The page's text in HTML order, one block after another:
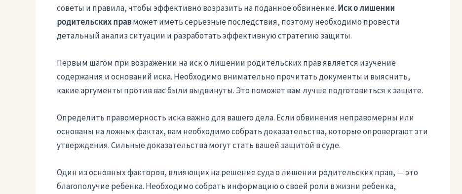
советы и правила, чтобы эффективно возразить на поданное обвинение. Иск о лишении
родительских правможет иметь серьезные последствия, поэтому необходимо провести
детальный анализ ситуации и разработать эффективную стратегию защиты.
Первым шагом при возражении на иск о лишении родительских прав является изучение
содержания и оснований иска. Необходимо внимательно прочитать документы и выяснить,
какие аргументы против вас были выдвинуты. Это поможет вам лучше подготовиться к защите.
Определить правомерность иска важно для вашего дела. Если обвинения неправомерны или
основаны на ложных фактах, вам необходимо собрать доказательства, которые опровергают эти
утверждения. Сильные доказательства могут стать вашей защитой в суде.
Один из основных факторов, влияющих на решение суда о лишении родительских прав, — это
благополучие ребенка. Необходимо собрать информацию о своей роли в жизни ребенка,